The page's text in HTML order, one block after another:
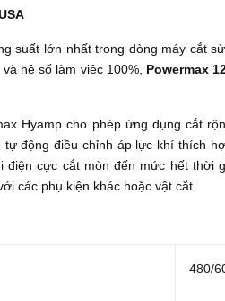
suất lớn nhất trong dòng máy cắt
hệ số làm việc 100%, Powermax
Hyamp cho phép ứng dụng cắt
động điều chỉnh áp lực khí thích
điện cực cắt mòn đến mức hết
các phụ kiện khác hoặc vật cắt.
480/